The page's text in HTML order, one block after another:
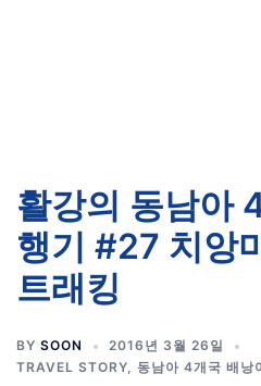
활강의 동남아
행기 #27 치앙
트래킹
BY SOON
2016년 3월 26일
TRAVEL STORY, 동남아 4개국 배낭